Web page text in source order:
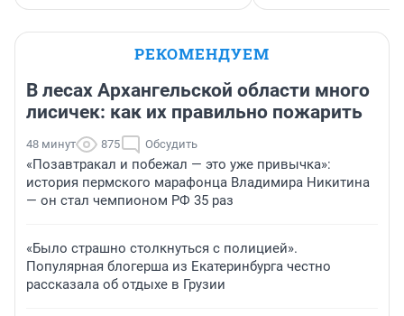
РЕКОМЕНДУЕМ
В лесах Архангельской области много
лисичек: как их правильно пожарить
48 минут 875 Обсудить
«Позавтракал и побежал — это уже привычка»:
история пермского марафонца Владимира Никитина
— он стал чемпионом РФ 35 раз
«Было страшно столкнуться с полицией».
Популярная блогерша из Екатеринбурга честно
рассказала об отдыхе в Грузии